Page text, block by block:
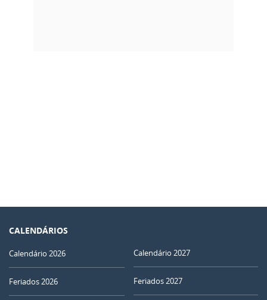
CALENDÁRIOS
Calendário 2026
Feriados 2026
Calendário 2027
Feriados 2027